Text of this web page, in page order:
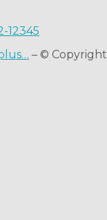
12345
– © Copyright